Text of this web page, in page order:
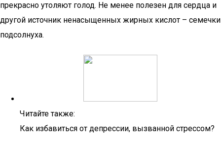
прекрасно утоляют голод. Не менее полезен для сердца и
другой источник ненасыщенных жирных кислот – семечки
подсолнуха.
Читайте также:
Как избавиться от депрессии, вызванной стрессом?